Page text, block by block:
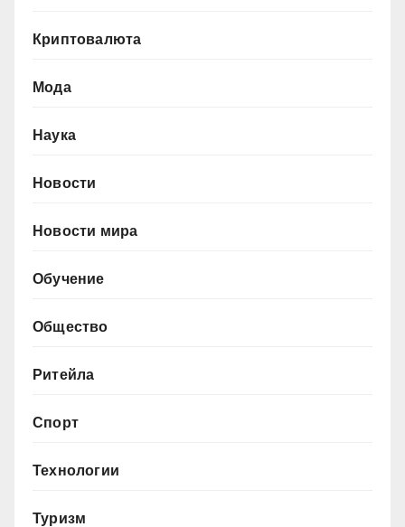
Криптовалюта
Мода
Наука
Новости
Новости мира
Обучение
Общество
Ритейла
Спорт
Технологии
Туризм